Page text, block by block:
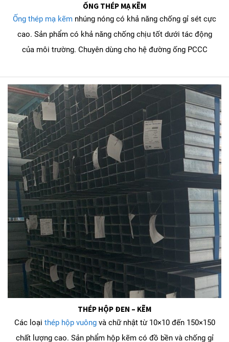
ỐNG THÉP MẠ KẼM
Ống thép mạ kẽm nhúng nóng có khả năng chống gỉ sét cực
cao. Sản phẩm có khả năng chống chịu tốt dưới tác động
của môi trường. Chuyên dùng cho hệ đường ống PCCC
THÉP HỘP ĐEN – KẼM
Các loại thép hộp vuôngvà chữ nhật từ 10×10 đến 150×150
chất lượng cao. Sản phẩm hộp kẽm có đồ bền và chống gỉ